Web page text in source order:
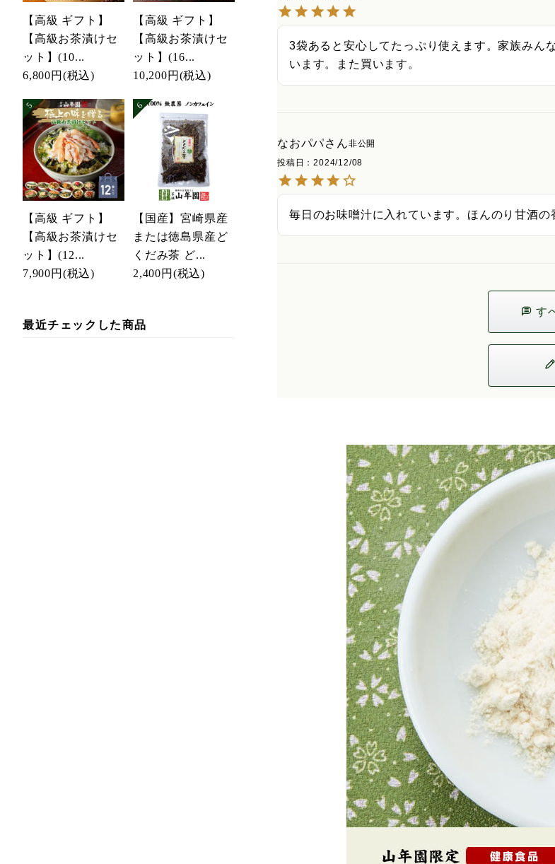
【高級 ギフト】
【高級お茶漬けセ
ット】(10...
6,800円 (税込)
【高級 ギフト】
【高級お茶漬けセ
ット】(16...
10,200円 (税込)
【高級 ギフト】
【高級お茶漬けセ
ット】(12...
7,900円 (税込)
【国産】宮崎県産
または徳島県産ど
くだみ茶 ど...
2,400円 (税込)
最近チェックした商品
3袋あると安心してたっぷり使えます。家族みん
います。また買います。
なおパパ
非公開
投稿日
2024/12/08
毎日のお味噌汁に入れています。ほんのり甘酒
す